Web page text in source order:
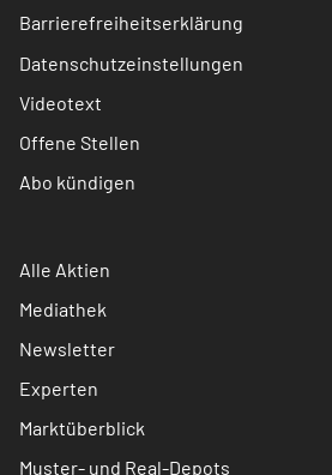
Barrierefreiheitserklärung
Datenschutzeinstellungen
Videotext
Offene Stellen
Abo kündigen
Alle Aktien
Mediathek
Newsletter
Experten
Marktüberblick
Muster- und Real-Depots